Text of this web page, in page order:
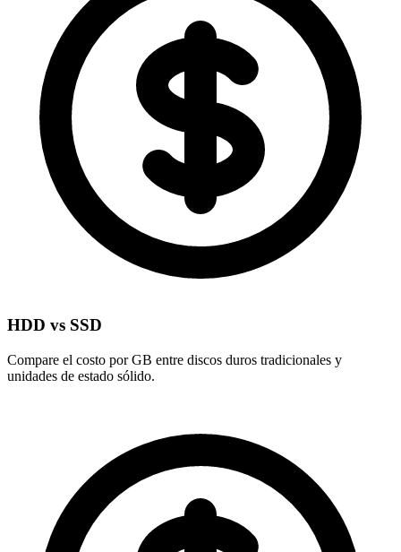
HDD vs SSD
Compare el costo por GB entre discos duros tradicionales y
unidades de estado sólido.